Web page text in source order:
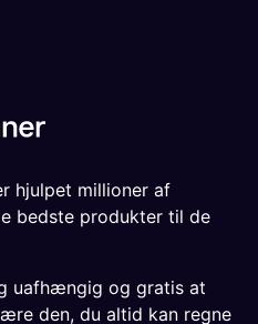
hjulpet millioner af
bedste produkter til de
uafhængig og gratis at
den, du altid kan regne